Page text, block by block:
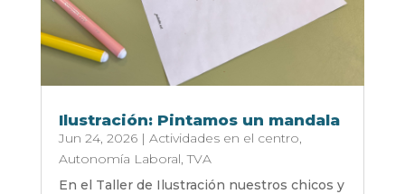
Ilustración: Pintamos un mandala
Jun 24, 2026| Actividades en el centro,
Autonomía Laboral,TVA
En el Taller de Ilustración nuestros chicos y